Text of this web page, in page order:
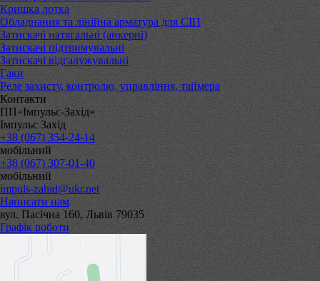
Кришка лотка
Обладнання та лінійна арматура для СІП
Затискачі натягальні (анкерні)
Затискачі підтримувальні
Затискачі відгалужувальні
Гаки
Реле захисту, контролю, управління, таймера
Контакти
ПП«Імпульс-Захід»
Імпульс Захід
+38 (067) 354-24-14
мобільний
+38 (067) 307-01-40
мобільний
impuls-zahid@ukr.net
Написати нам
вул. Пасічна 160, Львів 79035
Графік роботи